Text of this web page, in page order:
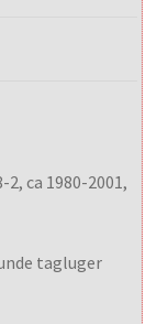
2, ca 1980-2001,
tagluger